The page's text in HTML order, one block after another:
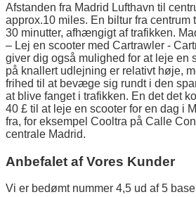
Afstanden fra Madrid Lufthavn til
approx.10 miles. En biltur fra centrum
30 minutter, afhængigt af trafikken.
– Lej en scooter med Cartrawler -
giver dig også mulighed for at leje en
på knallert udlejning er relativt høje,
frihed til at bevæge sig rundt i den
at blive fanget i trafikken. En det det
40 £ til at leje en scooter for en dag i
fra, for eksempel Cooltra på Calle
centrale Madrid.
Anbefalet af Vores Kunder
Vi er bedømt nummer 4,5 ud af 5